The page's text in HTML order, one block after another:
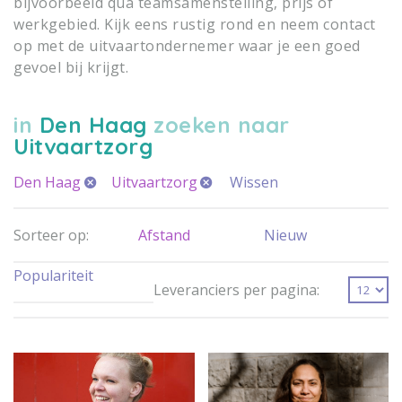
werkgebied. Kijk eens rustig rond en neem contact
op met de uitvaartondernemer waar je een goed
gevoel bij krijgt.
in Den Haag zoeken naar
Uitvaartzorg
Den Haag Uitvaartzorg Wissen
Sorteer op: Afstand Nieuw
Populariteit
Leveranciers per pagina: